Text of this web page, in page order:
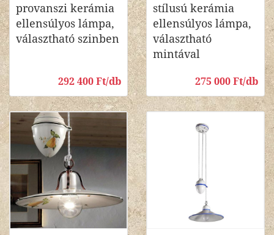
provanszi kerámia
ellensúlyos lámpa,
választható szinben
292 400 Ft/db
stílusú kerámia
ellensúlyos lámpa,
választható
mintával
275 000 Ft/db